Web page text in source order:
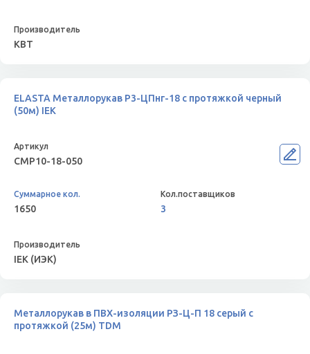
КВТ
ELASTA Металлорукав Р3-ЦПнг-18 с протяжкой черный
(50м) IEK
CMP10-18-050
1650 3
IEK (ИЭК)
Металлорукав в ПВХ-изоляции РЗ-Ц-П 18 серый с
протяжкой (25м) TDM